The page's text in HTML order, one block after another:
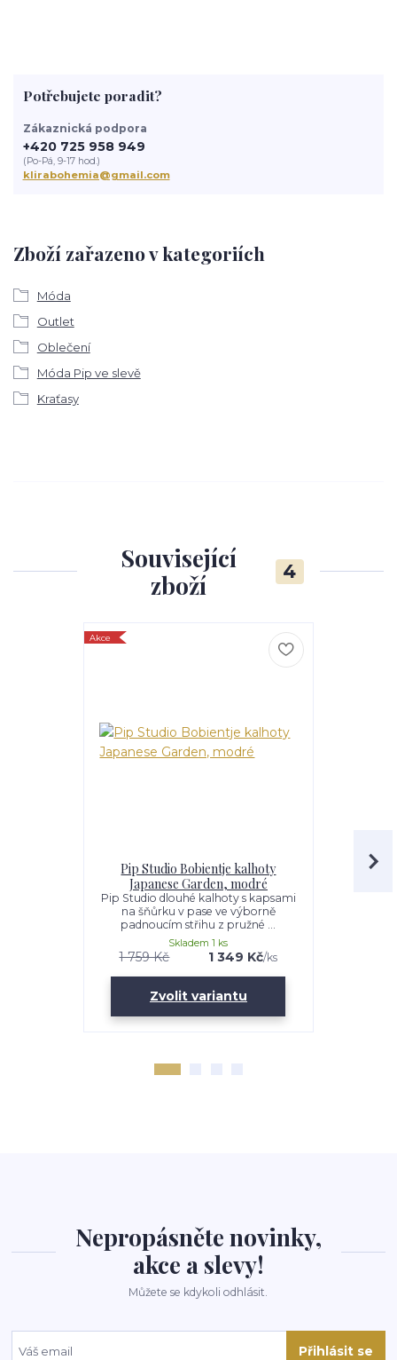
Zboží zařazeno v kategoriích
Móda
Outlet
Oblečení
Móda Pip ve slevě
Kraťasy
Potřebujete poradit?
Zákaznická podpora
+420 725 958 949
(Po-Pá, 9-17 hod.)
klirabohemia@gmail.com
Související
zboží
4
Akce
Pip Studio Bobientje kalhoty
Japanese Garden, modré
Pip Studio dlouhé kalhoty s kapsami
na šňůrku v pase ve výborně
padnoucím střihu z pružné ...
1 759 Kč 1 349 Kč/ks
Skladem 1 ks
Zvolit variantu
Pip
Nepropásněte novinky,
akce a slevy!
Můžete se kdykoli odhlásit.
Přihlásit se